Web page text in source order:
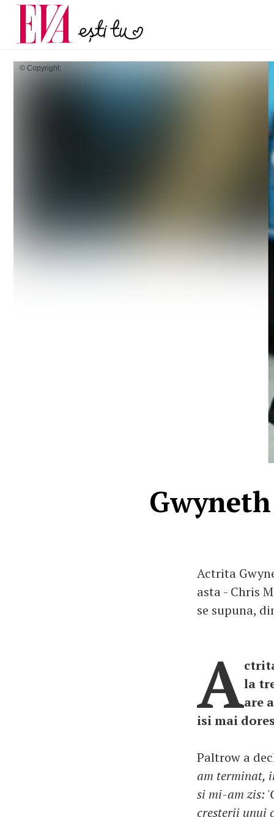
© Copyright:
Actrita
asta - Chris
se supuna,
Ala
are
isi mai
Paltrow a
am terminat,
si mi-am zis:
cresterii unui
Carieră
Actualitate